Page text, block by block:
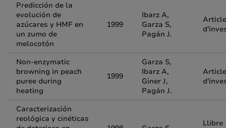
Predicción de la
evolución de
azúcares y HMF en
un zumo de
melocotón
1999
Ibarz A,
Garza S,
Pagán J.
Article
Non-enzymatic
browning in peach
puree during
heating
1999
Garza S,
Ibarz A,
Giner J,
Pagán J.
Article
Caracterización
reológica y cinéticas
Llibre